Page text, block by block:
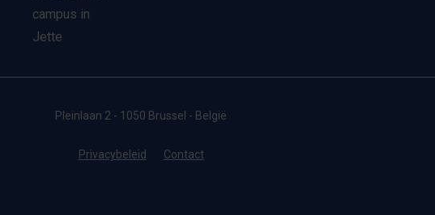
campus in
Jette
Pleinlaan 2 - 1050 Brussel - België
Privacybeleid Contact